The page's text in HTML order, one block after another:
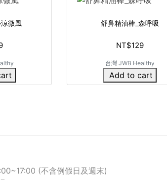
微風 舒鼻精油棒_森呼吸
NT$129
台灣 JWB Healthy
Add to cart
(不含例假日及週末)